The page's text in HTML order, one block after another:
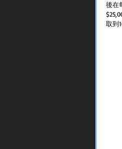
後在
取到